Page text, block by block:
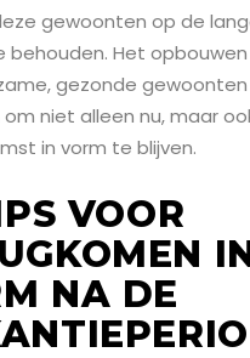
gewoonten op de
behouden. Het opbouwen
gezonde gewoonten
niet alleen nu, maar
in vorm te blijven.
VOOR
NA DE